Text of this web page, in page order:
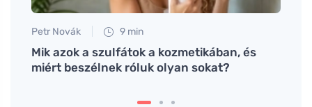
Petr Novák 9 min
Mik azok a szulfátok a kozmetikában, és
miért beszélnek róluk olyan sokat?